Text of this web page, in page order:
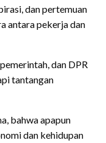
dan pertemuan
antara pekerja dan
dan DPR
tantangan
bahwa apapun
dan kehidupan